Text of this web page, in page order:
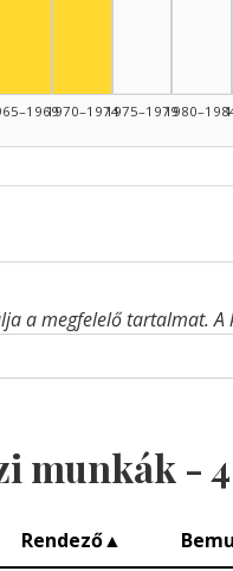
1970–19741975–1979
a megfelelő tartalmat.
munkák - 4
Rendező▲